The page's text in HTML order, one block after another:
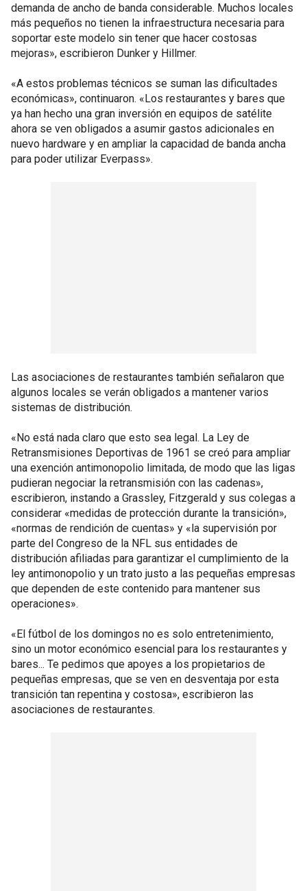
demanda de ancho de banda considerable. Muchos locales
más pequeños no tienen la infraestructura necesaria para
soportar este modelo sin tener que hacer costosas
mejoras», escribieron Dunker y Hillmer.
«A estos problemas técnicos se suman las dificultades
económicas», continuaron. «Los restaurantes y bares que
ya han hecho una gran inversión en equipos de satélite
ahora se ven obligados a asumir gastos adicionales en
nuevo hardware y en ampliar la capacidad de banda ancha
para poder utilizar Everpass».
Las asociaciones de restaurantes también señalaron que
algunos locales se verán obligados a mantener varios
sistemas de distribución.
«No está nada claro que esto sea legal. La Ley de
Retransmisiones Deportivas de 1961 se creó para ampliar
una exención antimonopolio limitada, de modo que las ligas
pudieran negociar la retransmisión con las cadenas»,
escribieron, instando a Grassley, Fitzgerald y sus colegas a
considerar «medidas de protección durante la transición»,
«normas de rendición de cuentas» y «la supervisión por
parte del Congreso de la NFL sus entidades de
distribución afiliadas para garantizar el cumplimiento de la
ley antimonopolio y un trato justo a las pequeñas empresas
que dependen de este contenido para mantener sus
operaciones».
«El fútbol de los domingos no es solo entretenimiento,
sino un motor económico esencial para los restaurantes y
bares... Te pedimos que apoyes a los propietarios de
pequeñas empresas, que se ven en desventaja por esta
transición tan repentina y costosa», escribieron las
asociaciones de restaurantes.